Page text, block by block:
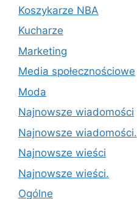
Koszykarze NBA
Kucharze
Marketing
Media społecznościowe
Moda
Najnowsze wiadomości
Najnowsze wiadomości.
Najnowsze wieści
Najnowsze wieści.
Ogólne